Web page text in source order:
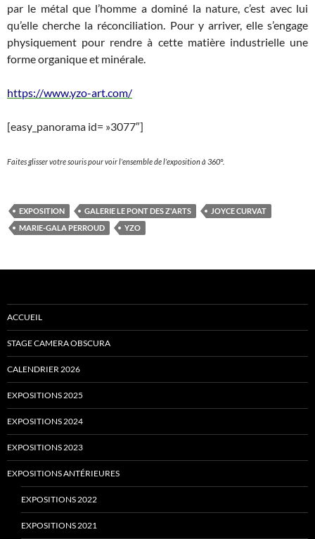
par le métal que l’homme a dominé la nature, c’est avec lui
qu’elle cherche la réconciliation. Pour y arriver, elle s’engage
physiquement pour rendre à cette matière industrielle une
forme organique et minérale.
https://www.yzo-art.com/
[easy_panorama id= »3077″]
Faites glisser votre souris pour voir l’ensemble de l’exposition à 360°.
EXPOSITION GALERIE LE PONT DES Z'ARTS
JOYCE CURVAT
MARIE-GALA PERROUD
YZO
ACCUEIL
STAGE CAMERA OBSCURA
CALENDRIER 2026
EXPOSITIONS 2025
EXPOSITIONS 2024
EXPOSITIONS 2023
EXPOSITIONS ANTÉRIEURES
EXPOSITIONS 2022
EXPOSITIONS 2021